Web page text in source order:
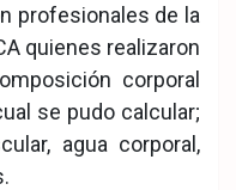
profesionales de la
quienes realizaron
corporal
se pudo calcular;
agua corporal,